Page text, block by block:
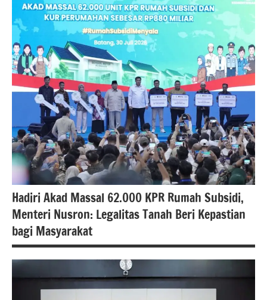
berita
nasional
polri
Hadiri Akad Massal 62.000 KPR Rumah Subsidi,
Menteri Nusron: Legalitas Tanah Beri Kepastian
bagi Masyarakat
#atrbpn